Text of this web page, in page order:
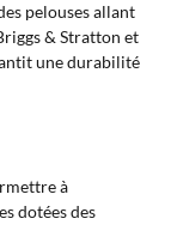
pelouses allant
& Stratton et
une durabilité
à
dotées des